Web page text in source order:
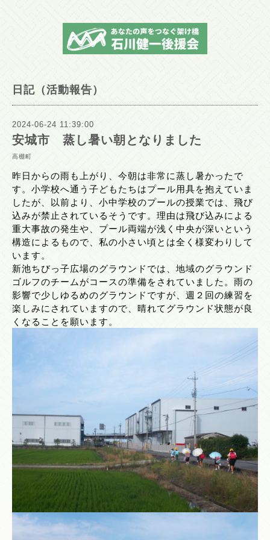
日記（活動報告）
2024-06-24 11:39:00
安城市 蒸し暑い朝となりました
高棚町
昨日からの雨も上がり、今朝は非常に蒸し暑かったで
す。小学校へ通う子どもたちはプール用具を抱えていま
したが、以前より、小中学校のプールの授業では、飛び
込みが禁止されているそうです。理由は飛び込みによる
重大事故の発生や、プール両端が浅く中央が深いという
構造によるもので、私の小さい頃とは全く様変わりして
います。
新池ちびっ子広場のグラウンドでは、地域のグラウンド
ゴルフのチームがコースの準備をされていました。雨の
影響で少しゆるめのグラウンドですが、週２回の練習を
楽しみにされていますので、晴れてグラウンド状態が良
くなることを願います。